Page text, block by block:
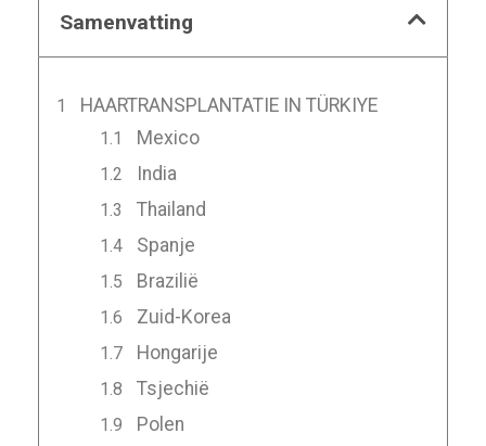
Samenvatting
HAARTRANSPLANTATIE IN TÜRKIYE
Mexico
India
Thailand
Spanje
Brazilië
Zuid-Korea
Hongarije
Tsjechië
Polen